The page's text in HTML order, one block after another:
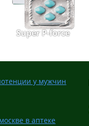
Super P-force
у мужчин
в аптеке